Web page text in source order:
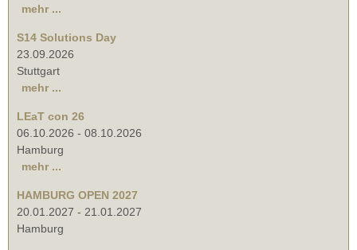
mehr ...
S14 Solutions Day
23.09.2026
Stuttgart
mehr ...
LEaT con 26
06.10.2026 - 08.10.2026
Hamburg
mehr ...
HAMBURG OPEN 2027
20.01.2027 - 21.01.2027
Hamburg